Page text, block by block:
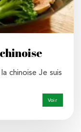
chinoise Je suis
Voir